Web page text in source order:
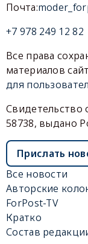
Почта:
+7 978 249 12 82
Все права
материалов
для
58738, выдано
Прислать
Все новости
Авторские
ForPost-TV
Кратко
Состав